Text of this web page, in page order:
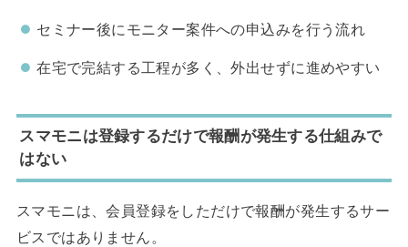
セミナー後にモニター案件への申込みを行う流れ
在宅で完結する工程が多く、外出せずに進めやすい
スマモニは登録するだけで報酬が発生する仕組みで
はない
スマモニは、会員登録をしただけで報酬が発生するサー
ビスではありません。